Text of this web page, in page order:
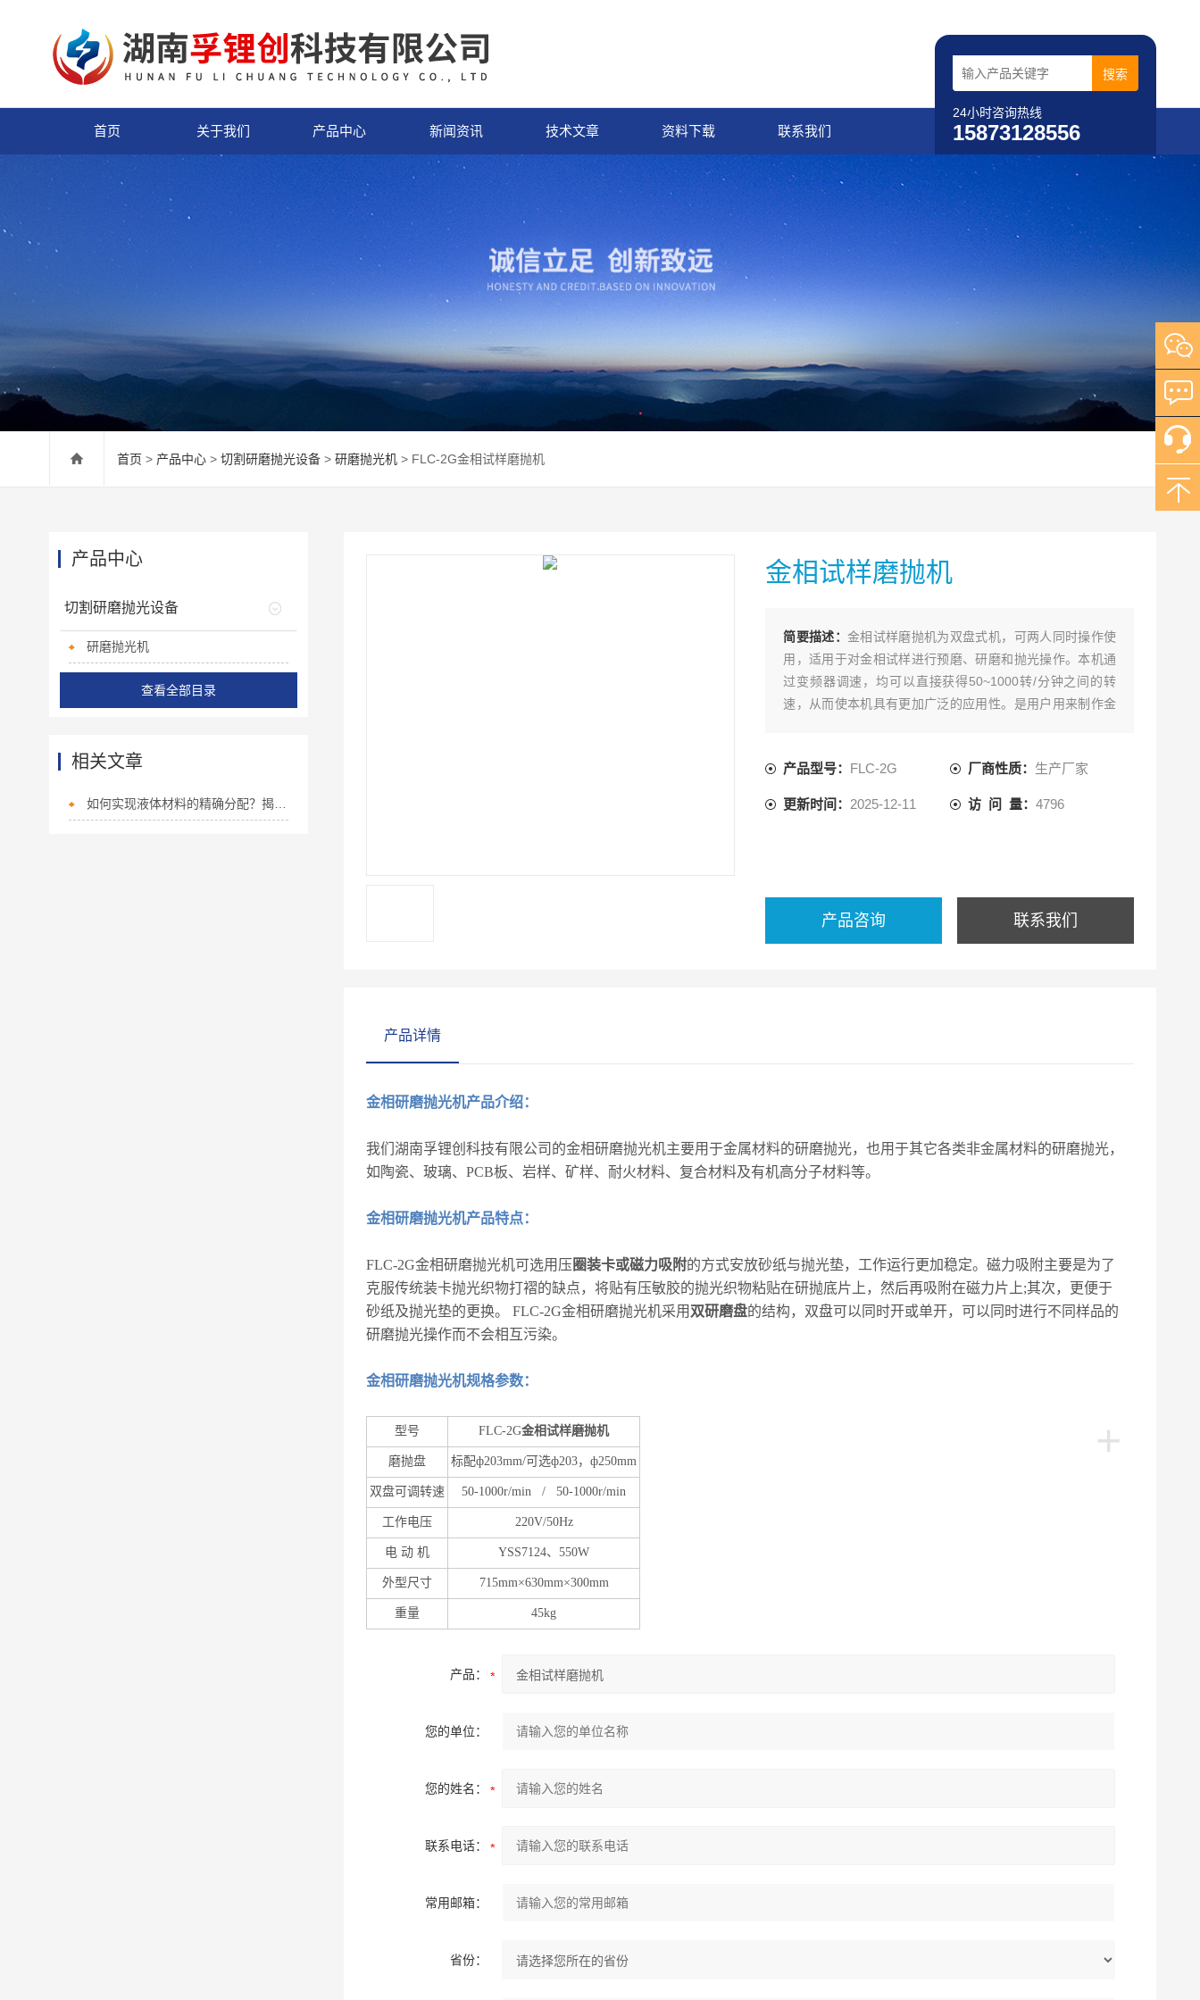
24小时咨询热线
15873128556
首页 关于我们 产品中心 新闻资讯 技术文章 资料下载 联系我们
首页 > 产品中心 > 切割研磨抛光设备 > 研磨抛光机 > FLC-2G金相试样磨抛机
金相试样磨抛机
简要描述： 金相试样磨抛机为双盘式机，可两人同时操作使
用，适用于对金相试样进行预磨、研磨和抛光操作。本机通
过变频器调速，均可以直接获得50~1000转/分钟之间的转
速，从而使本机具有更加广泛的应用性。是用户用来制作金
可靠，是工厂、科研单位以及大专院校实验室的理想制样设
产品型号： FLC-2G 厂商性质： 生产厂家
更新时间： 2025-12-11 访 问 量： 4796
产品咨询 联系我们
产品详情
金相研磨抛光机产品介绍：
我们湖南孚锂创科技有限公司的金相研磨抛光机主要用于金属材料的研磨抛光，也用于其它各类非金属材料的研磨抛光，
如陶瓷、玻璃、PCB板、岩样、矿样、耐火材料、复合材料及有机高分子材料等。
金相研磨抛光机产品特点：
FLC-2G金相研磨抛光机可选用压 圈装卡或磁力吸附的方式安放砂纸与抛光垫，工作运行更加稳定。磁力吸附主要是为了
克服传统装卡抛光织物打褶的缺点，将贴有压敏胶的抛光织物粘贴在研抛底片上，然后再吸附在磁力片上;其次，更便于
砂纸及抛光垫的更换。 FLC-2G金相研磨抛光机采用 双研磨盘的结构，双盘可以同时开或单开，可以同时进行不同样品的
研磨抛光操作而不会相互污染。
金相研磨抛光机规格参数：
+
型号 FLC-2G金相试样磨抛机
磨抛盘 标配ф203mm/可选ф203，ф250mm
双盘可调转速 50-1000r/min / 50-1000r/min
工作电压 220V/50Hz
电 动 机 YSS7124、550W
外型尺寸 715mm×630mm×300mm
重量 45kg
产品：
您的单位：
您的姓名：
联系电话：
常用邮箱：
省份：
产品中心
切割研磨抛光设备
研磨抛光机
查看全部目录
相关文章
如何实现液体材料的精确分配？揭秘自动注液机！